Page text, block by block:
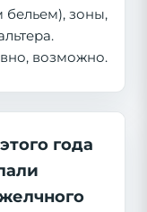
зоны,
возможно.
года